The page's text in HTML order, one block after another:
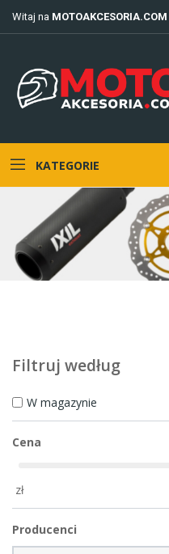
Witaj na MOTOAKCESORIA.COM
KATEGORIE
Filtruj według
W magazynie
Cena
zł
Producenci